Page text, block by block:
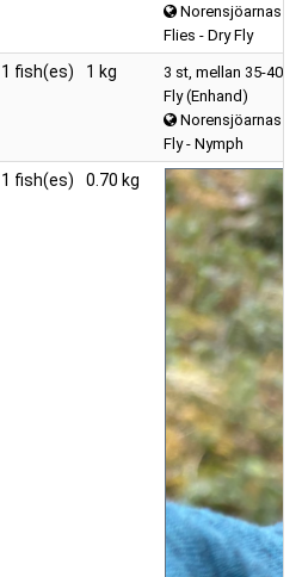
Norensjöarnas
Flies - Dry Fly
1 fish(es) 1 kg
3 st, mellan 35-40
Fly (Enhand)
Norensjöarnas
Fly - Nymph
1 fish(es) 0.70 kg